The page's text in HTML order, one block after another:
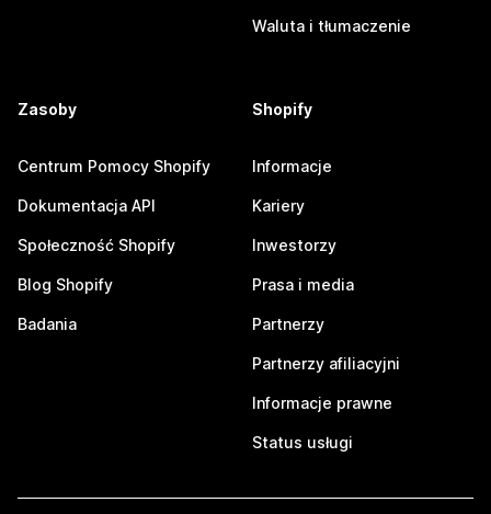
Waluta i tłumaczenie
Zasoby
Centrum Pomocy Shopify
Dokumentacja API
Społeczność Shopify
Blog Shopify
Badania
Shopify
Informacje
Kariery
Inwestorzy
Prasa i media
Partnerzy
Partnerzy afiliacyjni
Informacje prawne
Status usługi